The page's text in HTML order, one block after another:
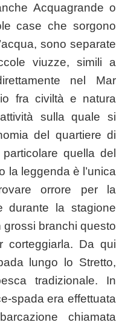
Acquagrande o
case che sorgono
sono separate
viuzze, simili a
nel Mar
fra civiltà e natura
sulla quale si
del quartiere di
quella del
la leggenda è l’unica
orrore per la
durante la stagione
branchi questo
corteggiarla. Da qui
lungo lo Stretto,
tradizionale. In
spada era effettuata
chiamata